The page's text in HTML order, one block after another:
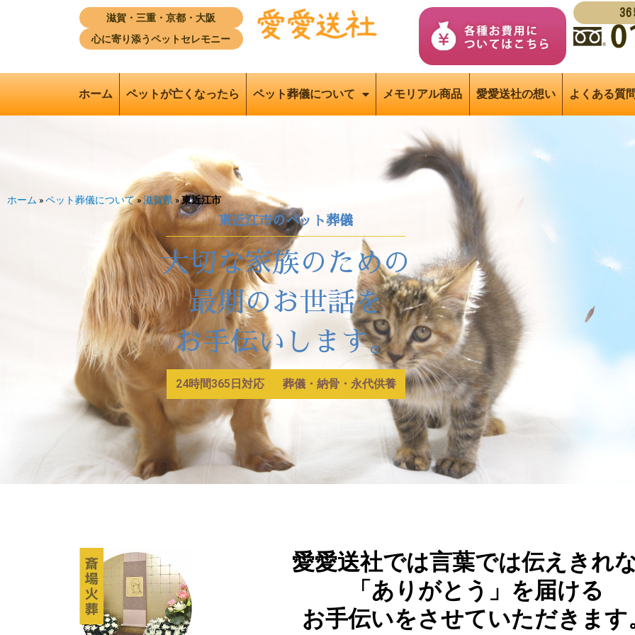
滋賀・三重・京都・大阪
心に寄り添うペットセレモニー
ホーム ペットが亡くなったら ペット葬儀について メモリアル商品 愛愛送社の想い よくある質
ホーム »ペット葬儀について»滋賀県»東近江市
東近江市のペット葬儀
大切な家族のための
最期のお世話を
お手伝いします。
24時間365日対応 葬儀・納骨・永代供養
愛愛送社では言葉では伝えきれ
「ありがとう」を届ける
お手伝いをさせていただきます